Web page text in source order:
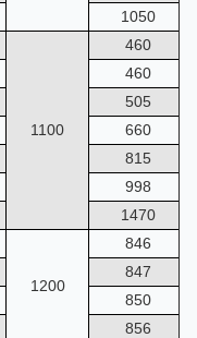
1050
1100
460
460
505
660
815
998
1470
1200
846
847
850
856